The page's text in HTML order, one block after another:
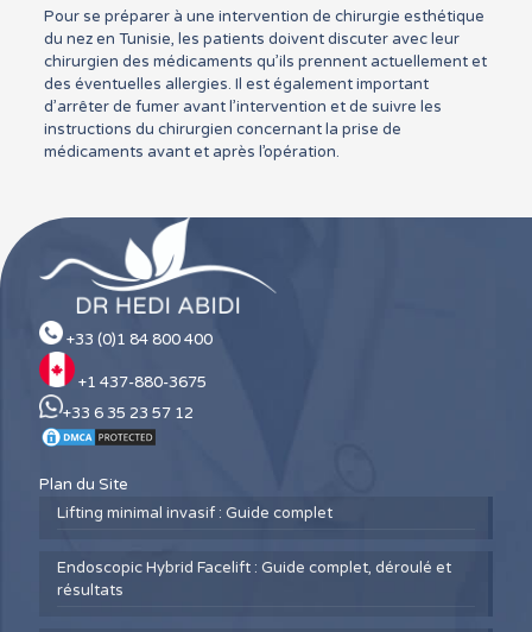
Pour se préparer à une intervention de chirurgie esthétique
du nez en Tunisie, les patients doivent discuter avec leur
chirurgien des médicaments qu’ils prennent actuellement et
des éventuelles allergies. Il est également important
d’arrêter de fumer avant l’intervention et de suivre les
instructions du chirurgien concernant la prise de
médicaments avant et après l’opération.
+33 (0)1 84 800 400
+1 437-880-3675
+33 6 35 23 57 12
Plan du Site
Lifting minimal invasif : Guide complet
Endoscopic Hybrid Facelift : Guide complet, déroulé et
résultats